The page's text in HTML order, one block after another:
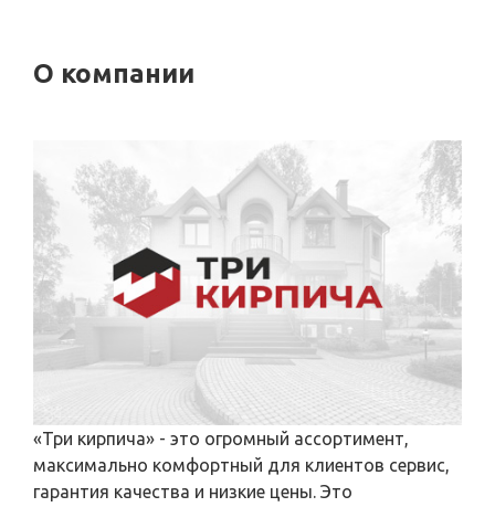
О компании
«Три кирпича» - это огромный ассортимент,
максимально комфортный для клиентов сервис,
гарантия качества и низкие цены. Это